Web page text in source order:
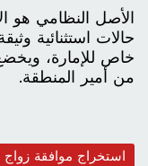
الأصل النظامي هو
حالات استثنائية
خاص للإمارة،
من أمير المنطقة.
استخراج موافقة